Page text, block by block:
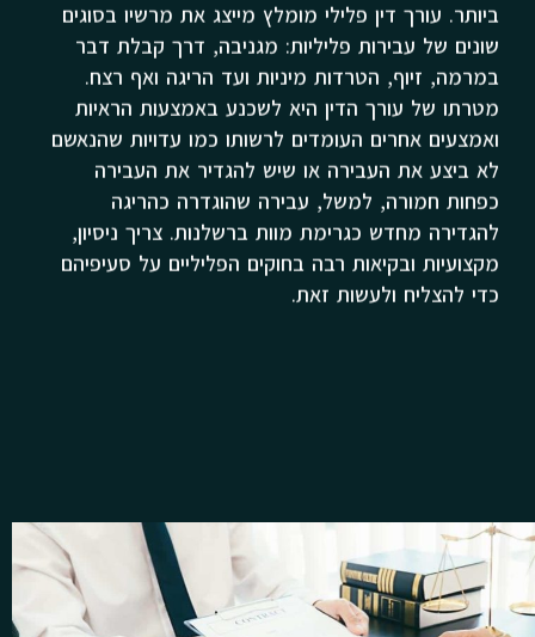
ביותר. עורך דין פלילי מומלץ מייצג את מרשיו בסוגים
שונים של עבירות פליליות: מגניבה, דרך קבלת דבר
במרמה, זיוף, הטרדות מיניות ועד הריגה ואף רצח.
מטרתו של עורך הדין היא לשכנע באמצעות הראיות
ואמצעים אחרים העומדים לרשותו כמו עדויות שהנאשם
לא ביצע את העבירה או שיש להגדיר את העבירה
כפחות חמורה, למשל, עבירה שהוגדרה כהריגה
להגדירה מחדש כגרימת מוות ברשלנות. צריך ניסיון,
מקצועיות ובקיאות רבה בחוקים הפליליים על סעיפיהם
כדי להצליח ולעשות זאת.